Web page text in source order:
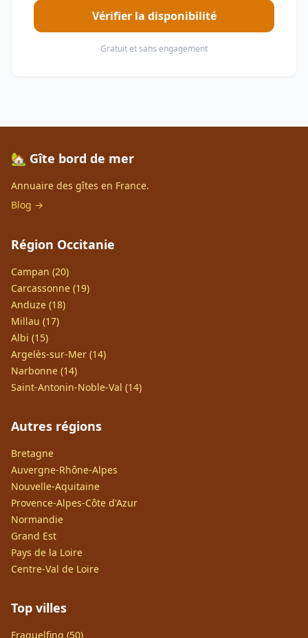
Vérifier la disponibilité
Gratuit et sans engagement
🏡 Gîte bord de mer
Annuaire des gîtes en France.
Blog →
Région Occitanie
Campan (20)
Carcassonne (19)
Anduze (18)
Millau (17)
Albi (15)
Argelès-sur-Mer (14)
Narbonne (14)
Saint-Antonin-Noble-Val (14)
Autres régions
Bretagne
Auvergne-Rhône-Alpes
Nouvelle-Aquitaine
Provence-Alpes-Côte d'Azur
Normandie
Grand Est
Pays de la Loire
Centre-Val de Loire
Top villes
Fraquelfing (50)